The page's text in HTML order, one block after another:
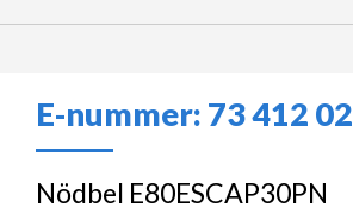
E-nummer: 73 412 02
Nödbel E80ESCAP30PN